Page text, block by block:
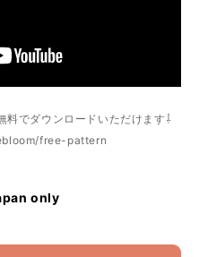
料でダウンロードいただけます⇩
free-pattern
only